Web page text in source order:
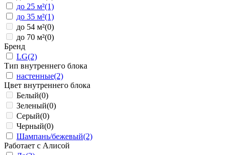
до 25 м²(1)
до 35 м²(1)
до 54 м²(0)
до 70 м²(0)
Бренд
LG(2)
Тип внутреннего блока
настенные(2)
Цвет внутреннего блока
Белый(0)
Зеленый(0)
Серый(0)
Черный(0)
Шампань/бежевый(2)
Работает с Алисой